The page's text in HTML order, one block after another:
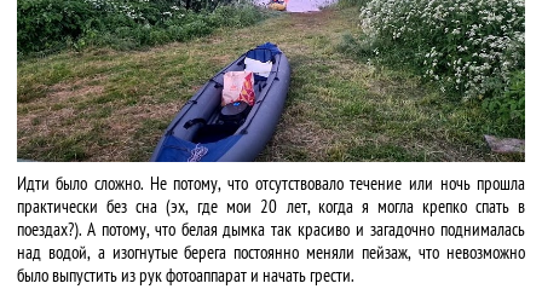
Идти было сложно. Не потому, что отсутствовало течение или ночь прошла
практически без сна (эх, где мои 20 лет, когда я могла крепко спать в
поездах?). А потому, что белая дымка так красиво и загадочно поднималась
над водой, а изогнутые берега постоянно меняли пейзаж, что невозможно
было выпустить из рук фотоаппарат и начать грести.